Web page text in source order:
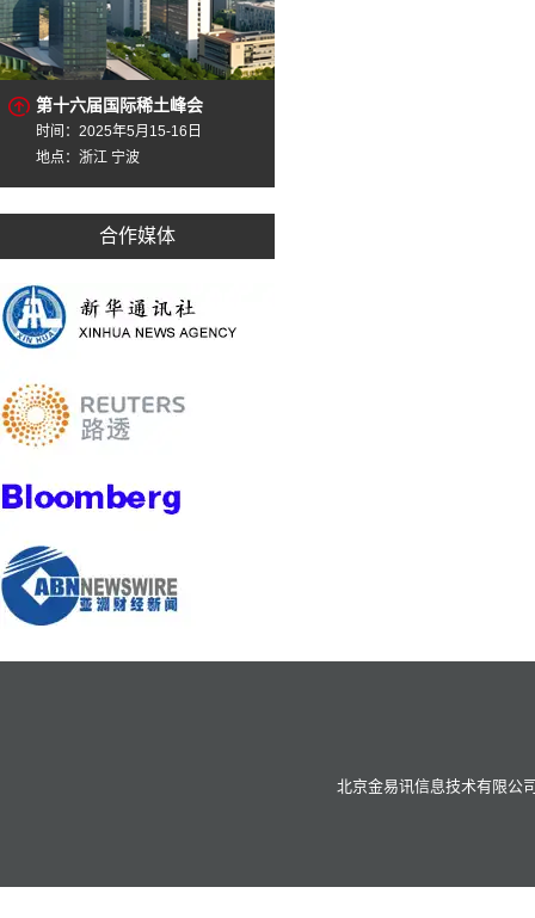
第十六届国际稀土峰会
时间：2025年5月15-16日
地点：浙江 宁波
合作媒体
北京金易讯信息技术有限公